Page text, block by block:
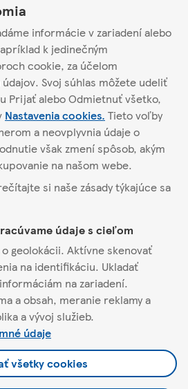
informácie v zariadení alebo
k jedinečným
cookie, za účelom
Svoj súhlas môžete udeliť
Prijať alebo Odmietnuť všetko,
Nastavenia cookies. Tieto voľby
a neovplyvnia údaje o
však zmení spôsob, akým
na našom webe.
si naše zásady týkajúce sa
údaje s cieľom
geolokácii. Aktívne skenovať
na identifikáciu. Ukladať
na zariadení.
a obsah, meranie reklamy a
a vývoj služieb.
údaje
všetky cookies
o22:00
o
Akciové ponuky